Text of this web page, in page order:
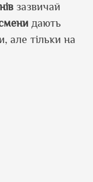
зазвичай
дають
але тільки на